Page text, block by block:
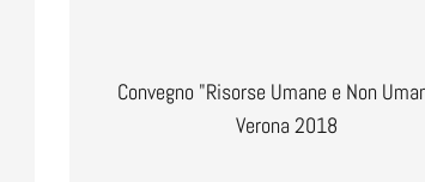
Convegno "Risorse Umane e Non
Verona 2018